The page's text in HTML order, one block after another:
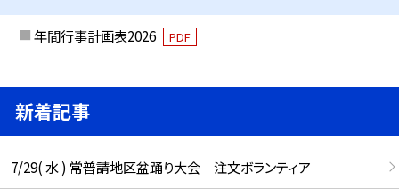
年間行事計画表2026 PDF
新着記事
7/29( 水 ) 常普請地区盆踊り大会 注文ボランティア